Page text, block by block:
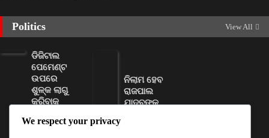
Politics View All
ଡିଜିଟାଲ
ପେମେଣ୍ଟ
ଉପରେ
ଶୁଳ୍କ ଲାଗୁ
କରିବାକୁ
ମିଳିଲା
ନିଲାମ ହେବ
ରାଜପାଲ
ଯାଦବଙ୍କ
We respect your privacy